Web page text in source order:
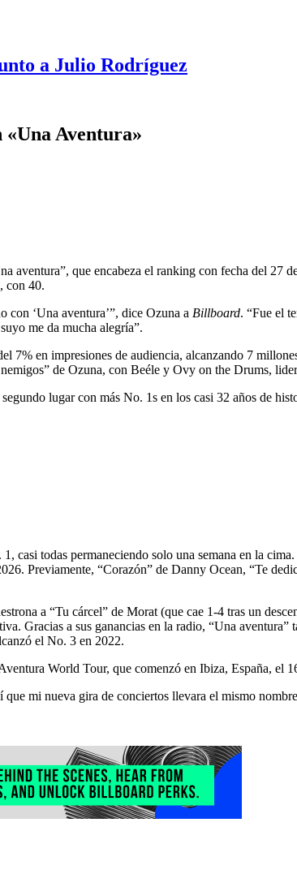
a Julio Rodríguez
Aventura»
aventura”, que encabeza el ranking con fecha del 27
con 40.
con ‘Una aventura’”, dice Ozuna a Billboard. “Fue el
me da mucha alegría”.
7% en impresiones de audiencia, alcanzando 7
de Ozuna, con Beéle y Ovy on the Drums,
lugar con más No. 1s en los casi 32 años de
todas permaneciendo solo una semana en la
Previamente, “Corazón” de Danny Ocean, “Te
a “Tu cárcel” de Morat (que cae 1-4 tras un
Gracias a sus ganancias en la radio, “Una
el No. 3 en 2022.
World Tour, que comenzó en Ibiza, España, el
mi nueva gira de conciertos llevara el mismo